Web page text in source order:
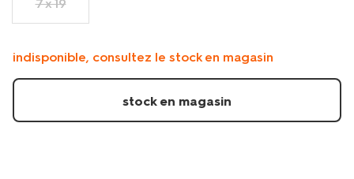
7 x 19
indisponible, consultez le stock en magasin
stock en magasin